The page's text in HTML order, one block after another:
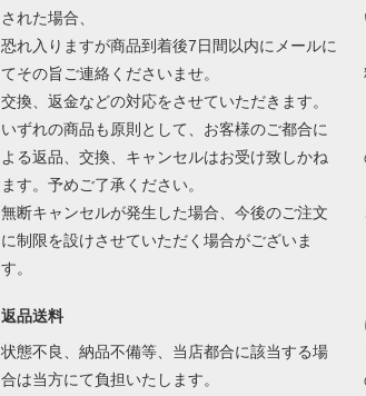
された場合、
恐れ入りますが商品到着後7日間以内にメールに
てその旨ご連絡くださいませ。
交換、返金などの対応をさせていただきます。
いずれの商品も原則として、お客様のご都合に
よる返品、交換、キャンセルはお受け致しかね
ます。予めご了承ください。
無断キャンセルが発生した場合、今後のご注文
に制限を設けさせていただく場合がございま
す。
返品送料
状態不良、納品不備等、当店都合に該当する場
合は当方にて負担いたします。